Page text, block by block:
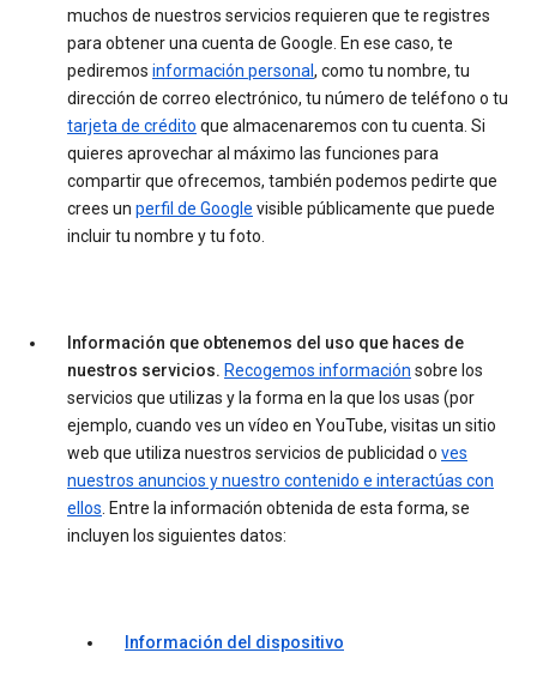
muchos de nuestros servicios requieren que te registres
para obtener una cuenta de Google. En ese caso, te
pediremos información personal, como tu nombre, tu
dirección de correo electrónico, tu número de teléfono o tu
tarjeta de crédito que almacenaremos con tu cuenta. Si
quieres aprovechar al máximo las funciones para
compartir que ofrecemos, también podemos pedirte que
crees un perfil de Google visible públicamente que puede
incluir tu nombre y tu foto.
Información que obtenemos del uso que haces de
nuestros servicios. Recogemos información sobre los
servicios que utilizas y la forma en la que los usas (por
ejemplo, cuando ves un vídeo en YouTube, visitas un sitio
web que utiliza nuestros servicios de publicidad o ves
nuestros anuncios y nuestro contenido e interactúas con
ellos. Entre la información obtenida de esta forma, se
incluyen los siguientes datos:
Información del dispositivo